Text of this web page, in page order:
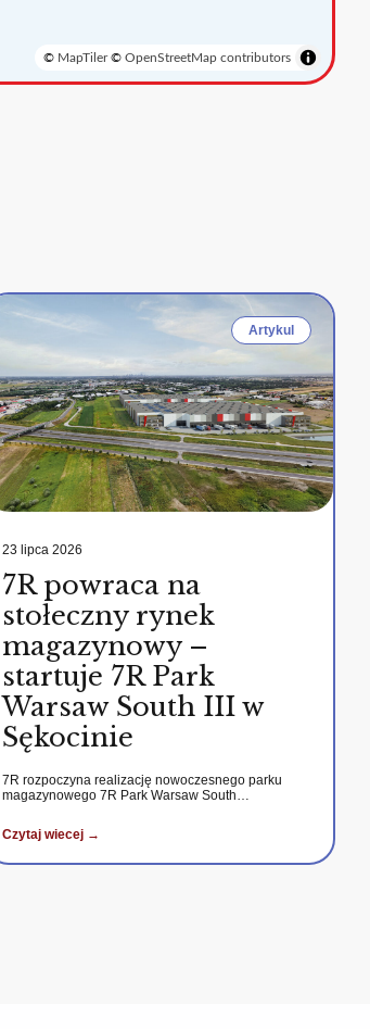
© MapTiler© OpenStreetMap contributors
Artykul
23 lipca 2026
7R powraca na
stołeczny rynek
magazynowy –
startuje 7R Park
Warsaw South III w
Sękocinie
7R rozpoczyna realizację nowoczesnego parku
magazynowego 7R Park Warsaw South…
Czytaj wiecej →